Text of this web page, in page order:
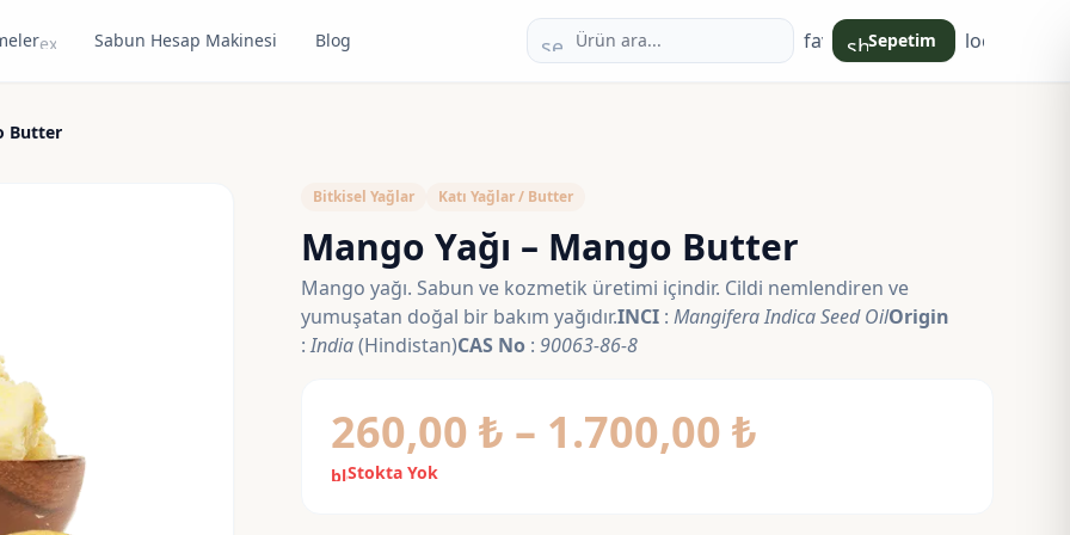
expand_moreSabun Hesap Makinesi Blog search favoriteshopping_bag
Sepetim login
Butter
Bitkisel Yağlar Katı Yağlar / Butter
Mango Yağı – Mango Butter
Mango yağı. Sabun ve kozmetik üretimi içindir. Cildi nemlendiren ve
yumuşatan doğal bir bakım yağıdır.INCI : Mangifera Indica Seed OilOrigin
:India(Hindistan)CAS No : 90063-86-8
260,00 ₺ – 1.700,00 ₺
block
Stokta Yok